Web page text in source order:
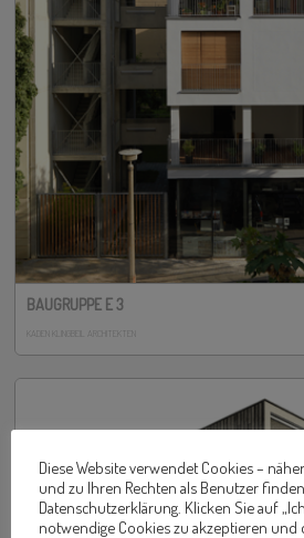
BAUGRUPPE E 3
KADEN KLINGBEIL ARCHITEKTEN
Diese Website verwendet Cookies –
und zu Ihren Rechten als Benutzer
Datenschutzerklärung. Klicken Sie auf
notwendige Cookies zu akzeptieren und